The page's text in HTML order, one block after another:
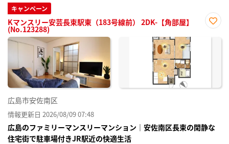
キャンペーン
Kマンスリー安芸長束駅東（183号線前） 2DK-【角部屋】
(No.123288)
に入
広島市安佐南区
情報更新日 2026/08/09 07:48
広島のファミリーマンスリーマンション｜安佐南区長束の閑静な
住宅街で駐車場付きJR駅近の快適生活